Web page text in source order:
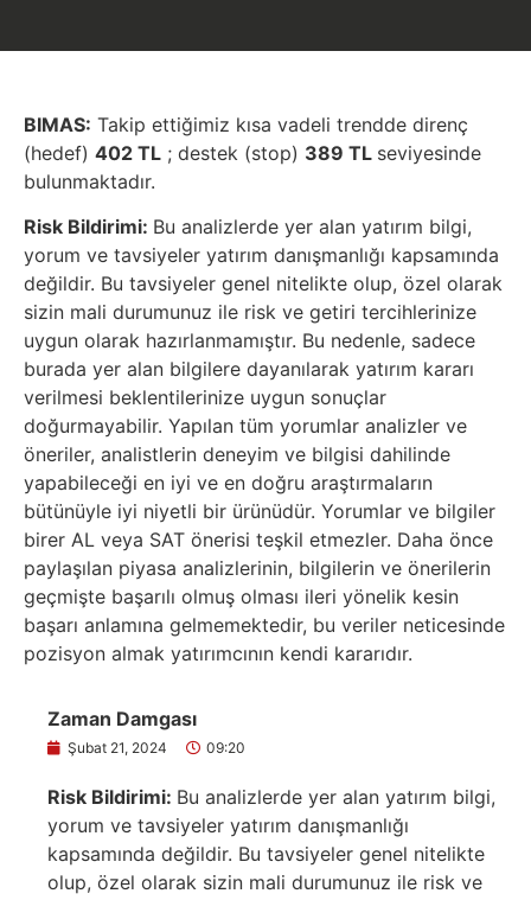
BIMAS: Takip ettiğimiz kısa vadeli trendde direnç
(hedef) 402 TL ; destek (stop) 389 TL seviyesinde
bulunmaktadır.
Risk Bildirimi: Bu analizlerde yer alan yatırım bilgi,
yorum ve tavsiyeler yatırım danışmanlığı kapsamında
değildir. Bu tavsiyeler genel nitelikte olup, özel olarak
sizin mali durumunuz ile risk ve getiri tercihlerinize
uygun olarak hazırlanmamıştır. Bu nedenle, sadece
burada yer alan bilgilere dayanılarak yatırım kararı
verilmesi beklentilerinize uygun sonuçlar
doğurmayabilir. Yapılan tüm yorumlar analizler ve
öneriler, analistlerin deneyim ve bilgisi dahilinde
yapabileceği en iyi ve en doğru araştırmaların
bütünüyle iyi niyetli bir ürünüdür. Yorumlar ve bilgiler
birer AL veya SAT önerisi teşkil etmezler. Daha önce
paylaşılan piyasa analizlerinin, bilgilerin ve önerilerin
geçmişte başarılı olmuş olması ileri yönelik kesin
başarı anlamına gelmemektedir, bu veriler neticesinde
pozisyon almak yatırımcının kendi kararıdır.
Zaman Damgası
Şubat 21, 2024 09:20
Risk Bildirimi: Bu analizlerde yer alan yatırım bilgi,
yorum ve tavsiyeler yatırım danışmanlığı
kapsamında değildir. Bu tavsiyeler genel nitelikte
olup, özel olarak sizin mali durumunuz ile risk ve